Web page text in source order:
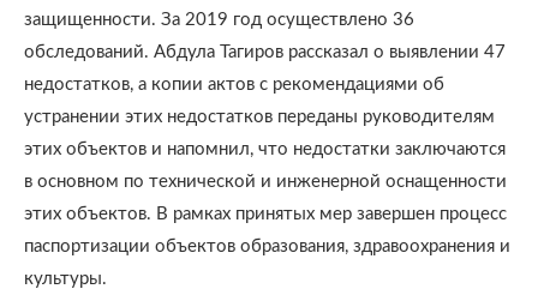
защищенности. За 2019 год осуществлено 36
обследований. Абдула Тагиров рассказал о выявлении 47
недостатков, а копии актов с рекомендациями об
устранении этих недостатков переданы руководителям
этих объектов и напомнил, что недостатки заключаются
в основном по технической и инженерной оснащенности
этих объектов. В рамках принятых мер завершен процесс
паспортизации объектов образования, здравоохранения и
культуры.